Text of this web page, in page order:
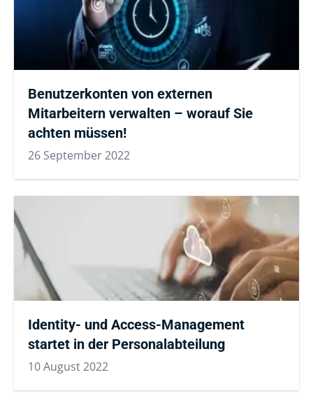
Benutzerkonten von externen
Mitarbeitern verwalten – worauf Sie
achten müssen!
26 September 2022
Identity- und Access-Management
startet in der Personalabteilung
10 August 2022